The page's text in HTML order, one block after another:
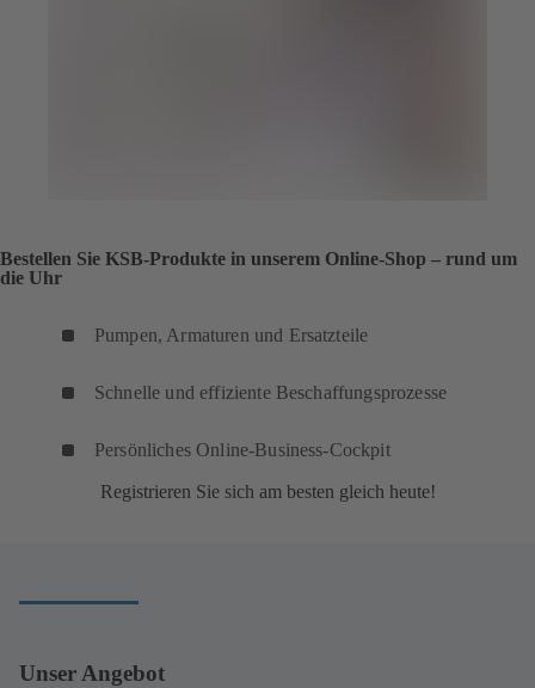
Bestellen Sie KSB-Produkte in unserem Online-Shop – rund um
die Uhr
Pumpen, Armaturen und Ersatzteile
Schnelle und effiziente Beschaffungsprozesse
Persönliches Online-Business-Cockpit
Registrieren Sie sich am besten gleich heute!
Unser Angebot